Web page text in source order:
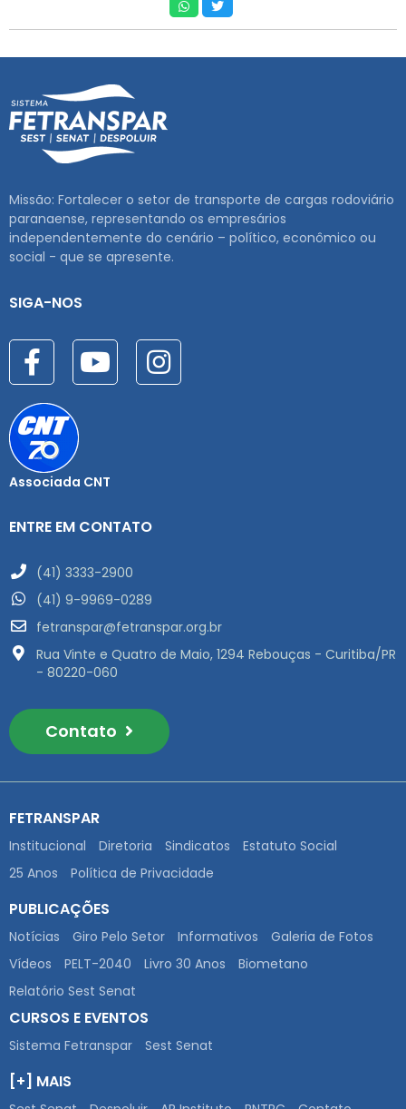
Missão: Fortalecer o setor de transporte de cargas rodoviário
paranaense, representando os empresários
independentemente do cenário – político, econômico ou
social - que se apresente.
SIGA-NOS
Associada CNT
ENTRE EM CONTATO
(41) 3333-2900
(41) 9-9969-0289
fetranspar@fetranspar.org.br
Rua Vinte e Quatro de Maio, 1294 Rebouças - Curitiba/PR
- 80220-060
Contato
FETRANSPAR
Institucional Diretoria Sindicatos
Estatuto Social
25 Anos
Política de Privacidade
PUBLICAÇÕES
Notícias Giro Pelo Setor Informativos
Galeria de Fotos
Vídeos
PELT-2040 Livro 30 Anos
Biometano
Relatório Sest Senat
CURSOS E EVENTOS
Sistema Fetranspar Sest Senat
[+] MAIS